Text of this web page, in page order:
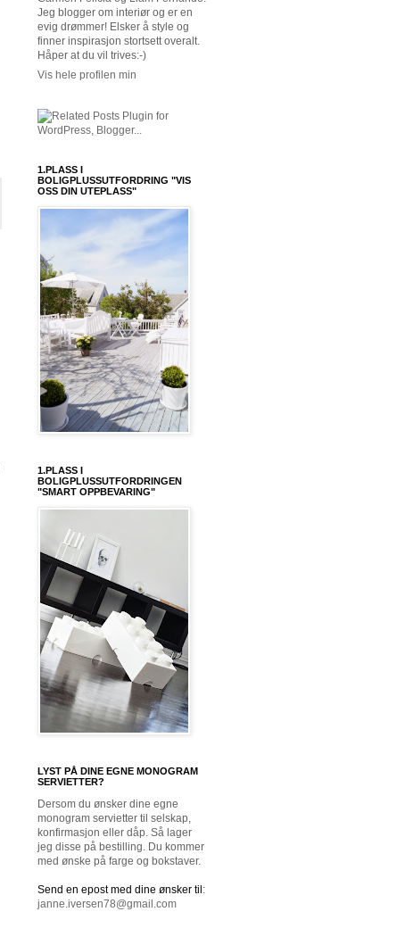
Jeg blogger om interiør og er en
evig drømmer! Elsker å style og
finner inspirasjon stortsett overalt.
Håper at du vil trives:-)
Vis hele profilen min
1.PLASS I
BOLIGPLUSSUTFORDRING "VIS
OSS DIN UTEPLASS"
1.PLASS I
BOLIGPLUSSUTFORDRINGEN
"SMART OPPBEVARING"
LYST PÅ DINE EGNE MONOGRAM
SERVIETTER?
Dersom du ønsker dine egne
monogram servietter til selskap,
konfirmasjon eller dåp. Så lager
jeg disse på bestilling. Du kommer
med ønske på farge og bokstaver.
Send en epost med dine ønsker til :
janne.iversen78@gmail.com